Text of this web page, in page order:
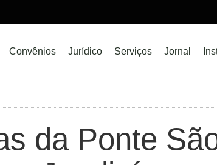
Convênios Jurídico Serviços Jornal
da Ponte